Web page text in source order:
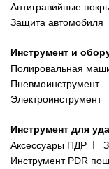
Антигравийные
Защита автомобиля
Инструмент и
Полировальная
Пневмоинструмент
Электроинструмент
Инструмент для
Аксессуары ПДР
Инструмент PDR